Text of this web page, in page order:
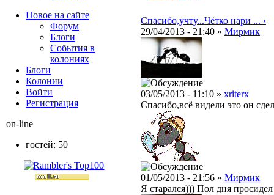
Спасибо,учту...Чётко нари ... ›
29/04/2013 - 21:40 » Мирмик
03/05/2013 - 11:10 » xriterx
Спасибо,всё видели это он
01/05/2013 - 21:56 » Мирмик
Я старался))) Пол дня
Новое на сайте
Форум
Блоги
События в
колониях
Блоги
Колонии
Войти
Peгиcтpaция
on-line
гостей: 50